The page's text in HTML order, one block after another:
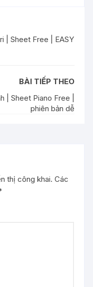
| Sheet Free | EASY
BÀI TIẾP THEO
| Sheet Piano Free |
phiên bản dễ
thị công khai. Các